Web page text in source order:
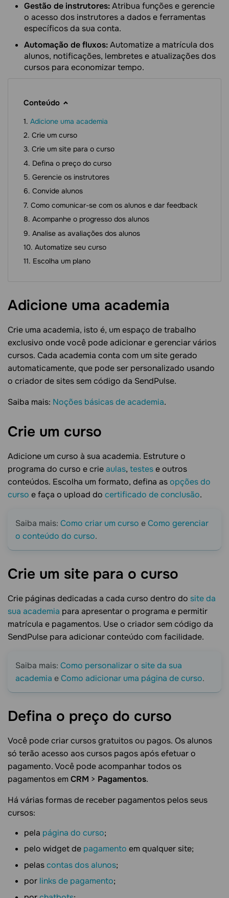
Gestão de instrutores:Atribua funções e gerencie
o acesso dos instrutores a dados e ferramentas
específicos da sua conta.
Automação de fluxos:Automatize a matrícula dos
alunos, notificações, lembretes e atualizações dos
cursos para economizar tempo.
Conteúdo
Adicione uma academia
Crie um curso
Crie um site para o curso
Defina o preço do curso
Gerencie os instrutores
Convide alunos
Como comunicar-se com os alunos e dar feedback
Acompanhe o progresso dos alunos
Analise as avaliações dos alunos
Automatize seu curso
Escolha um plano
Adicione uma academia
Crie uma academia, isto é, um espaço de trabalho
exclusivo onde você pode adicionar e gerenciar vários
cursos. Cada academia conta com um site gerado
automaticamente, que pode ser personalizado usando
o criador de sites sem código da SendPulse.
Saiba mais: Noções básicas de academia.
Crie um curso
Adicione um curso à sua academia. Estruture o
programa do curso e crieaulas, testese outros
conteúdos. Escolha um formato, defina asopções do
curso e faça o upload do certificado de conclusão.
Saiba mais: Como criar um curso eComo gerenciar
o conteúdo do curso.
Crie um site para o curso
Crie páginas dedicadas a cada curso dentro do site da
sua academia para apresentar o programa e permitir
matrícula e pagamentos. Use o criador sem código da
SendPulse para adicionar conteúdo com facilidade.
Saiba mais: Como personalizar o site da sua
academia eComo adicionar uma página de curso.
Defina o preço do curso
Você pode criar cursos gratuitos ou pagos. Os alunos
só terão acesso aos cursos pagos após efetuar o
pagamento. Você pode acompanhar todos os
pagamentos em CRM > Pagamentos.
Há várias formas de receber pagamentos pelos seus
cursos:
pela página do curso;
pelo widget de pagamento em qualquer site;
pelascontas dos alunos;
por links de pagamento;